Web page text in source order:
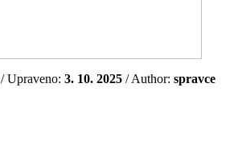
/ Upraveno: 3. 10. 2025 / Author: spravce